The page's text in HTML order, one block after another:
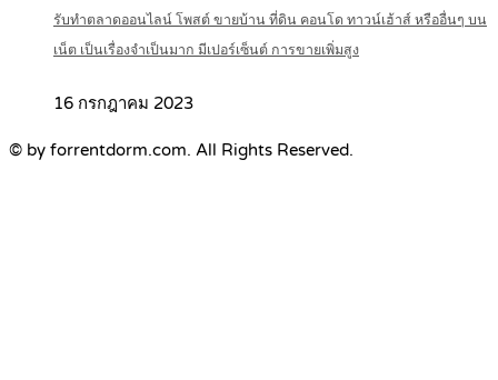
รับทำตลาดออนไลน์ โพสต์ ขายบ้าน ที่ดิน คอนโด ทาวน์เฮ้าส์ หรืออื่นๆ บน
เน็ต เป็นเรื่องจำเป็นมาก มีเปอร์เซ็นต์ การขายเพิ่มสูง
16 กรกฎาคม 2023
© by forrentdorm.com. All Rights Reserved.